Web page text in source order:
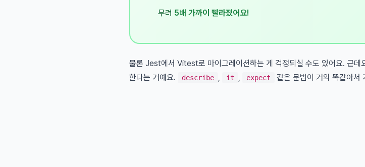
무려 5배 가까이 빨라졌어요!
물론 Jest에서 Vitest로 마이그레이션하는 게 걱정되실 수도 있어요. 근
한다는 거예요.
describe it expect 같은 문법이 거의 똑같아서